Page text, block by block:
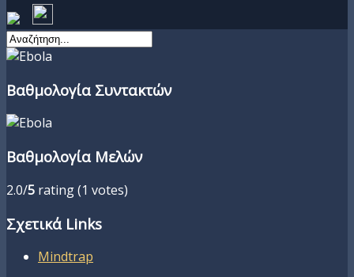
Βαθμολογία Συντακτών
Βαθμολογία Μελών
2.0/5 rating (1 votes)
Σχετικά Links
Mindtrap